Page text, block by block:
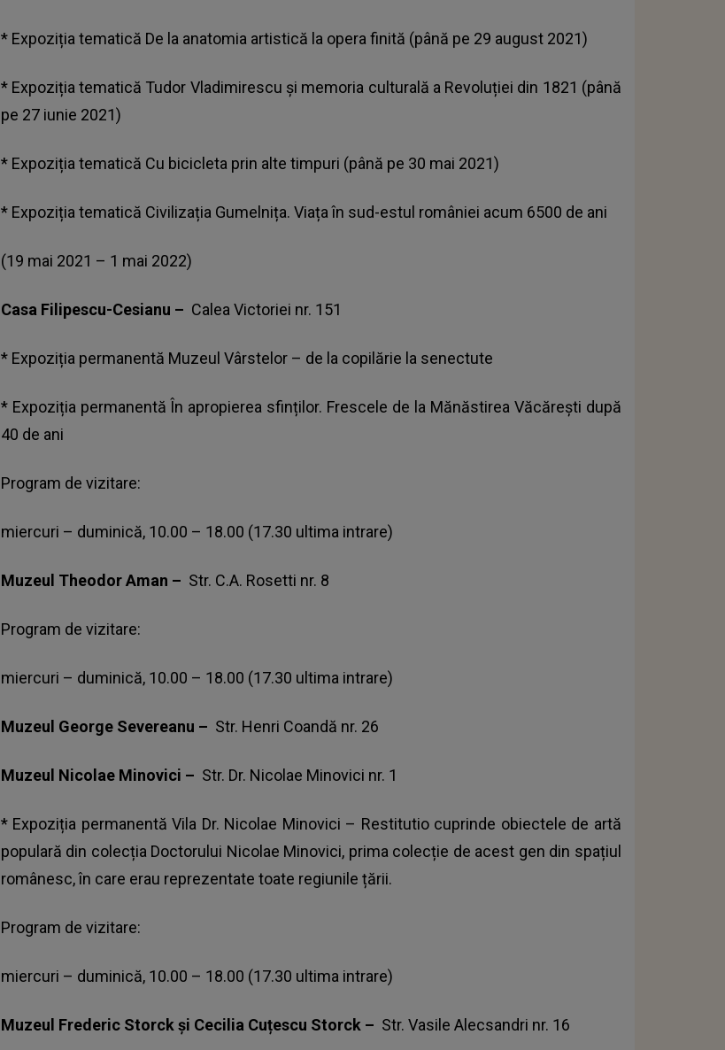
* Expoziția tematică De la anatomia artistică la opera finită (până pe 29 august 2021)
* Expoziția tematică Tudor Vladimirescu și memoria culturală a Revoluției din 1821 (până
pe 27 iunie 2021)
* Expoziția tematică Cu bicicleta prin alte timpuri (până pe 30 mai 2021)
* Expoziția tematică Civilizația Gumelnița. Viața în sud-estul româniei acum 6500 de ani
(19 mai 2021 – 1 mai 2022)
Casa Filipescu-Cesianu – Calea Victoriei nr. 151
* Expoziția permanentă Muzeul Vârstelor – de la copilărie la senectute
* Expoziția permanentă În apropierea sfinților. Frescele de la Mănăstirea Văcărești după
40 de ani
Program de vizitare:
miercuri – duminică, 10.00 – 18.00 (17.30 ultima intrare)
Muzeul Theodor Aman – Str. C.A. Rosetti nr. 8
Program de vizitare:
miercuri – duminică, 10.00 – 18.00 (17.30 ultima intrare)
Muzeul George Severeanu – Str. Henri Coandă nr. 26
Muzeul Nicolae Minovici – Str. Dr. Nicolae Minovici nr. 1
* Expoziția permanentă Vila Dr. Nicolae Minovici – Restitutio cuprinde obiectele de artă
populară din colecția Doctorului Nicolae Minovici, prima colecție de acest gen din spațiul
românesc, în care erau reprezentate toate regiunile țării.
Program de vizitare:
miercuri – duminică, 10.00 – 18.00 (17.30 ultima intrare)
Muzeul Frederic Storck și Cecilia Cuțescu Storck – Str. Vasile Alecsandri nr. 16